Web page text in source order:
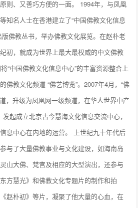
则、又善巧方便的一面。 1994年，与凤凰
知名人士在香港建立了“中国佛教文化信息
佛教丛书，举办佛教文化展览。在赵朴老
初，就成为世界上最大最权威的中文佛教
“中国佛教文化信息中心”的丰富资源整合上
佛教文化频道 “佛艺博览”。2007年4月，“佛
，升级为凤凰网一级频道，在华人世界中产
起成立北京古今慧海文化信息交流中心，
息中心在内地的运营。 上世纪九十年代后
与了大量佛教事业与文化建设，如海南岛
山大佛、梵宫及相应的大型演出，还参与
方慧光》和佛教文化专题片的制作和拍
赵朴初》等片，凝聚了他大量的心血，在